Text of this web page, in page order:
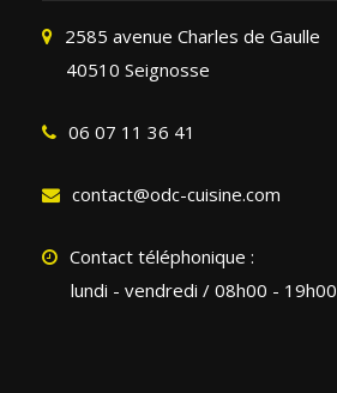
2585 avenue Charles de Gaulle
40510 Seignosse
06 07 11 36 41
contact@odc-cuisine.com
Contact téléphonique :
lundi - vendredi / 08h00 - 19h00